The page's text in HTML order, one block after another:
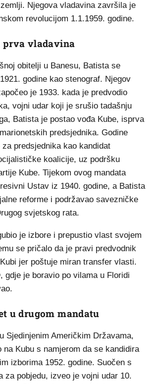
Njegova vladavina završila je
revolucijom 1.1.1959. godine.
prva vladavina
obitelji u Banesu, Batista se
godine kao stenograf. Njegov
je 1933. kada je predvodio
vojni udar koji je srušio tadašnju
Batista je postao vođa Kube, isprva
predsjednika. Godine
za predsjednika kao kandidat
koalicije, uz podršku
Kube. Tijekom ovog mandata
Ustav iz 1940. godine, a Batista
reforme i podržavao savezničke
svjetskog rata.
je izbore i prepustio vlast svojem
se pričalo da je pravi predvodnik
jer poštuje miran transfer vlasti.
gdje je boravio po vilama u Floridi
u drugom mandatu
Sjedinjenim Američkim Državama,
na Kubu s namjerom da se kandidira
izborima 1952. godine. Suočen s
za pobjedu, izveo je vojni udar 10.